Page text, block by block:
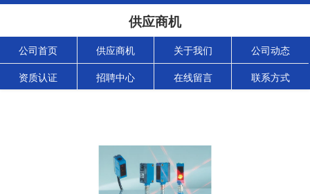
供应商机
公司首页 供应商机 关于我们 公司动态
资质认证 招聘中心 在线留言 联系方式